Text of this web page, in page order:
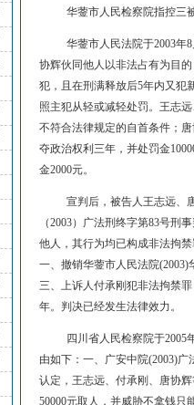
华蓥市人民检察院指控三被
华蓥市人民法院于2003年8月
协辉伙同他人以非法占有为目
犯，且在刑满释放后5年内又犯
照主犯从轻或减轻处罚。王志
不符合法律规定的自首条件；
夺政治权利三年，并处罚金
金2000元。
宣判后，被告人王志远、唐
（2003）广法刑终字第83号刑
他人，其行为均已构成非法拘
一、撤销华蓥市人民法院
三、上诉人付承刚犯非法拘禁
年。判决已经发生法律效力。
四川省人民检察院于2005年
由如下：一、广安中院(2003)
认定，王志远、付承刚、唐协
50000元取人，并威胁不拿钱